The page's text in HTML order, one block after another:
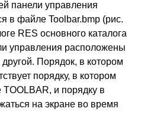
панели управления
в файле Toolbar.bmp (рис.
RES основного каталога
управления расположены
Порядок, в котором
порядку, в котором
и порядку в
на экране во время